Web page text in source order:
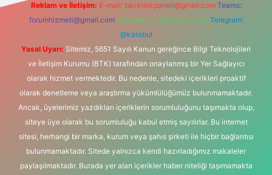
Reklam ve İletişim: E-mail: backlinkpaneli@gmail.com Teams:
forumhizmeti@gmail.com Whatsapp: 0262 606 0 726 Telegram:
@karabul
Yasal Uyarı: Sitemiz, 5651 Sayılı Kanun gereğince Bilgi Teknolojileri
ve İletişim Kurumu (BTK) tarafından onaylanmış bir Yer Sağlayıcı
olarak hizmet vermektedir. Bu nedenle, sitedeki içerikleri proaktif
olarak denetleme veya araştırma yükümlülüğümüz bulunmamaktadır.
Ancak, üyelerimiz yazdıkları içeriklerin sorumluluğunu taşımakta olup,
siteye üye olarak bu sorumluluğu kabul etmiş sayılırlar. Bu internet
sitesi, herhangi bir marka, kurum veya şahıs şirketi ile hiçbir bağlantısı
bulunmamaktadır. Sitede yalnızca kendi hazırladığımız makaleler
paylaşılmaktadır. Burada yer alan içerikler haber niteliği taşımamakta